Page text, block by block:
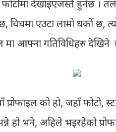
देखाइएजस्तै हुनेछ ।
विचमा एउटा लामो धर्को
मा आफ्ना गतिविधिहरु देखिने
को हो, जहाँ फोटो,
हो भने, अहिले भइरहेको